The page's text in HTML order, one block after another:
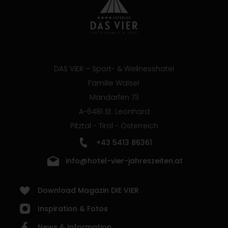
DAS VIER – Sport- & Wellnesshotel
Familie Walser
Mandarfen 73
A-6481 St. Leonhard
Pitztal - Tirol - Österreich
+43 5413 86361
info@hotel-vier-jahreszeiten.at
Download Magazin DIE VIER
Inspiration & Fotos